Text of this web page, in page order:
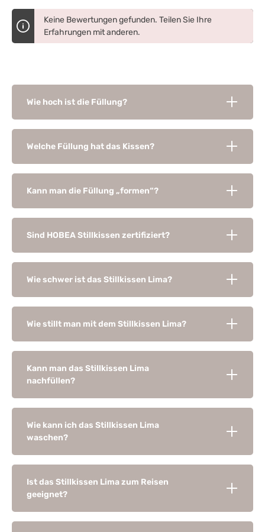
Keine Bewertungen gefunden. Teilen Sie Ihre
Erfahrungen mit anderen.
Wie hoch ist die Füllung?
Welche Füllung hat das Kissen?
Kann man die Füllung „formen“?
Sind HOBEA Stillkissen zertifiziert?
Wie schwer ist das Stillkissen Lima?
Wie stillt man mit dem Stillkissen Lima?
Kann man das Stillkissen Lima
nachfüllen?
Wie kann ich das Stillkissen Lima
waschen?
Ist das Stillkissen Lima zum Reisen
geeignet?